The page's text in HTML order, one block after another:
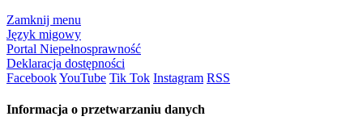
Zamknij menu
Język migowy
Portal Niepełnosprawność
Deklaracja dostępności
FacebookYouTube Tik Tok Instagram RSS
Informacja o przetwarzaniu danych